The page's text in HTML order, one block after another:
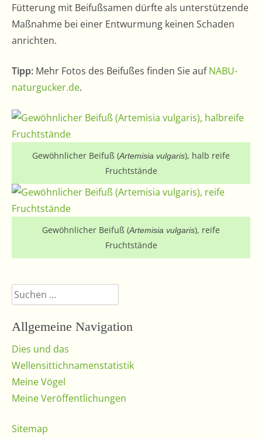
Fütterung mit Beifußsamen dürfte als unterstützende
Maßnahme bei einer Entwurmung keinen Schaden
anrichten.
Tipp: Mehr Fotos des Beifußes finden Sie aufNABU-
naturgucker.de.
Gewöhnlicher Beifuß (Artemisia vulgaris), halb reife
Fruchtstände
Gewöhnlicher Beifuß (Artemisia vulgaris), reife
Fruchtstände
Suchen
nach:
Allgemeine Navigation
Dies und das
Wellensittichnamenstatistik
Meine Vögel
Meine Veröffentlichungen
Sitemap